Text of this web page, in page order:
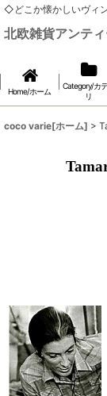
◇どこか懐かしいヴィ
北欧雑貨アンテ
Home/ホーム
Category/カ
リ
coco varie[ホーム] >